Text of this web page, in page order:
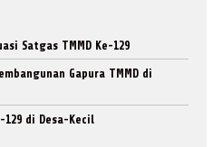
Satgas TMMD Ke-129
Gapura TMMD di
129 di Desa-Kecil